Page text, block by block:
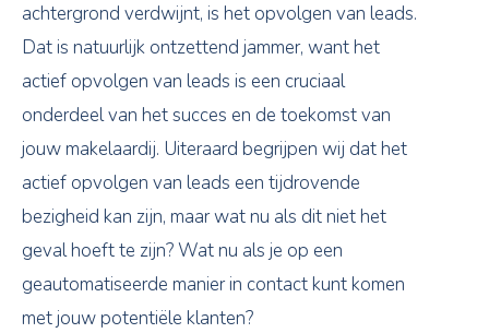
achtergrond verdwijnt, is het opvolgen van leads.
Dat is natuurlijk ontzettend jammer, want het
actief opvolgen van leads is een cruciaal
onderdeel van het succes en de toekomst van
jouw makelaardij. Uiteraard begrijpen wij dat het
actief opvolgen van leads een tijdrovende
bezigheid kan zijn, maar wat nu als dit niet het
geval hoeft te zijn? Wat nu als je op een
geautomatiseerde manier in contact kunt komen
met jouw potentiële klanten?